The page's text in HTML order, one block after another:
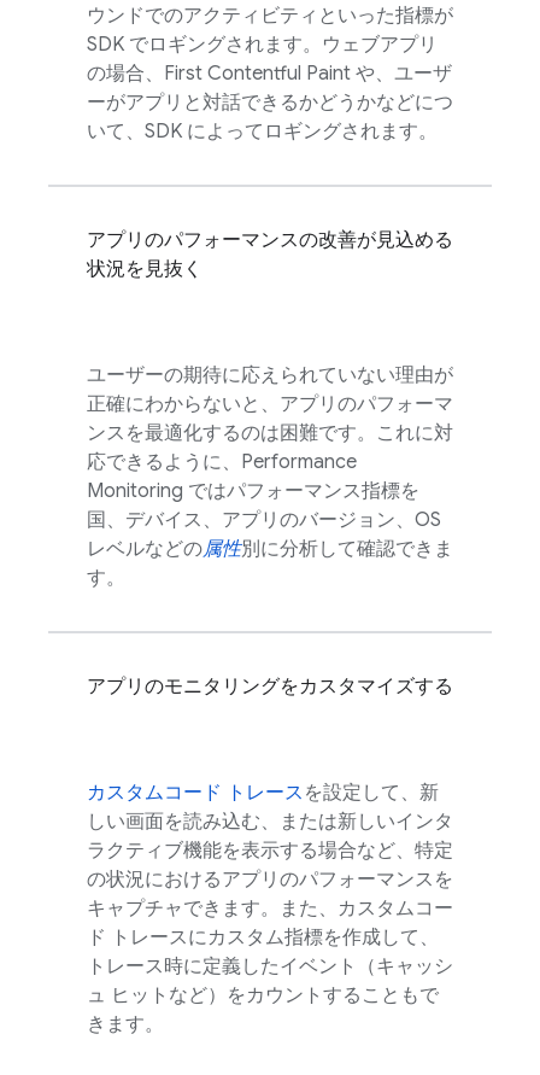
ウンドでのアクティビティといった指標が
SDK でロギングされます。ウェブアプリ
の場合、First Contentful Paint や、ユーザ
ーがアプリと対話できるかどうかなどにつ
いて、SDK によってロギングされます。
アプリのパフォーマンスの改善が見込める
状況を見抜く
ユーザーの期待に応えられていない理由が
正確にわからないと、アプリのパフォーマ
ンスを最適化するのは困難です。これに対
応できるように、 Performance
Monitoring ではパフォーマンス指標を
国、デバイス、アプリのバージョン、OS
レベルなどの属性別に分析して確認できま
す。
アプリのモニタリングをカスタマイズする
カスタムコード トレース を設定して、新
しい画面を読み込む、または新しいインタ
ラクティブ機能を表示する場合など、特定
の状況におけるアプリのパフォーマンスを
キャプチャできます。また、カスタムコー
ド トレースにカスタム指標を作成して、
トレース時に定義したイベント（キャッシ
ュ ヒットなど）をカウントすることもで
きます。